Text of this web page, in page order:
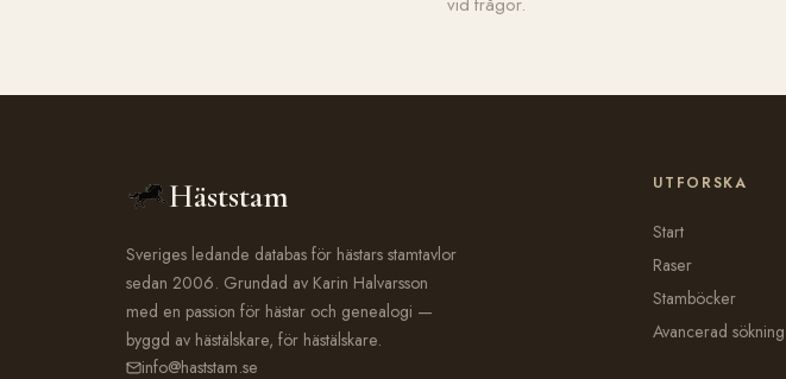
Häststam
Sveriges ledande databas för hästars stamtavlor
sedan 2006. Grundad av Karin Halvarsson
med en passion för hästar och genealogi —
byggd av hästälskare, för hästälskare.
info@haststam.se
UTFORSKA
Start
Raser
Stamböcker
Avancerad sökning